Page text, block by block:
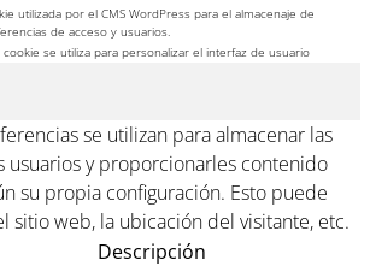
utilizada por el CMS WordPress para el almacenaje de
de acceso y usuarios.
cookie se utiliza para personalizar el interfaz de usuario
se utilizan para almacenar las
usuarios y proporcionarles contenido
su propia configuración. Esto puede
sitio web, la ubicación del visitante, etc.
Descripción